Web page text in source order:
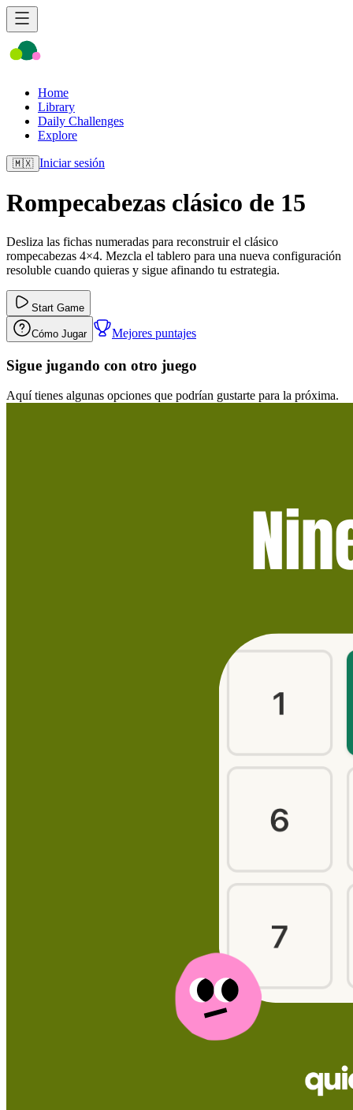
Home
Library
Daily Challenges
Explore
🇲🇽 Iniciar sesión
Rompecabezas clásico de 15
Desliza las fichas numeradas para reconstruir el clásico
rompecabezas 4×4. Mezcla el tablero para una nueva configuración
resoluble cuando quieras y sigue afinando tu estrategia.
Start Game
Cómo Jugar Mejores puntajes
Sigue jugando con otro juego
Aquí tienes algunas opciones que podrían gustarte para la próxima.